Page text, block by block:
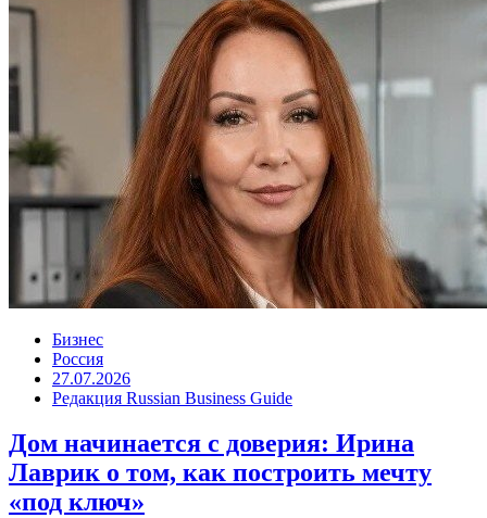
Бизнес
Россия
27.07.2026
Редакция Russian Business Guide
Дом начинается с доверия: Ирина
Лаврик о том, как построить мечту
«под ключ»